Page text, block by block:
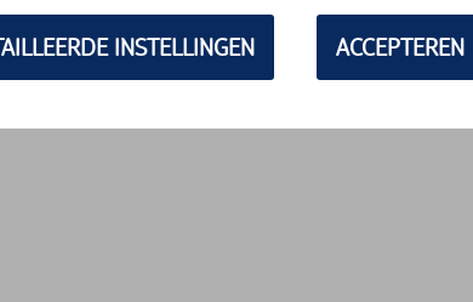
INSTELLINGEN ACCEPTEREN